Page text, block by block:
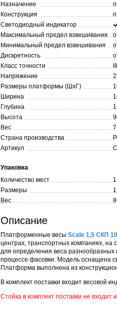
Назначение
Конструкция
Светодиодный индикатор
Максимальный предел взвешивания
Минимальный предел взвешивания
Дискретность
Класс точности
Напряжение
Размеры платформы (ШxГ)
Ширина
Глубина
Высота
Вес
Страна производства
Артикул
Упаковка
Количество мест
1
Размеры
Вес
Описание
Платформенные весы Scale 1,5 СКП
центрах, транспортных компаниях, на
для определения веса
процессе фасовки. Модель оснащена
Платформа выполнена из
В комплект поставки входит весовой
Стойка в комплект поставки не входит